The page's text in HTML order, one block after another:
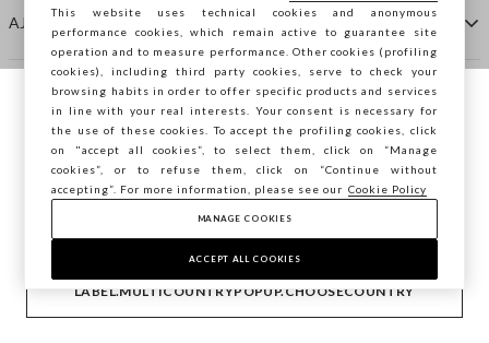
AJUTOR
COMPANIE
CONTACTE
Copyright © Ovs S.p.A. P.Iva 04240010274 - Cap. Soc.
290.923.470 -2.4.0
Navighezi pe STEFANEL Italia, vrei să
salvezi locația ta?
CONFIRMĂ
LABEL.MULTICOUNTRYPOPUP.CHOOSECOUNTRY
footer.item.country România
This website uses technical cookies and anonymous
performance cookies, which remain active to guarantee site
operation and to measure performance. Other cookies (profiling
cookies), including third party cookies, serve to check your
browsing habits in order to offer specific products and services
in line with your real interests. Your consent is necessary for
the use of these cookies. To accept the profiling cookies, click
on "accept all cookies”, to select them, click on “Manage
cookies”, or to refuse them, click on “Continue without
accepting”. For more information, please see our Cookie Policy
MANAGE COOKIES
ACCEPT ALL COOKIES